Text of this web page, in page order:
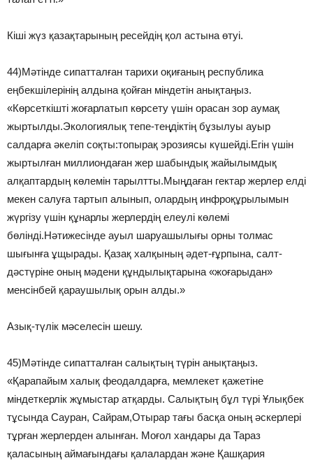
Кіші жүз қазақтарының ресейдің қол астына өтуі.
44)Мәтінде сипатталған тарихи оқиғаның республика
еңбекшілерінің алдына қойған міндетін анықтаңыз.
«Көрсеткішті жоғарлатып көрсету үшін орасан зор аумақ
жыртылды.Экологиялық тепе-теңдіктің бұзылуы ауыр
салдарға әкеліп соқты:топырақ эрозиясы күшейді.Егін үшін
жыртылған миллиондаған жер шабындық жайылымдық
алқаптардың көлемін тарылтты.Мыңдаған гектар жерлер елді
мекен салуға тартып алынып, олардың инфроқұрылымын
жүргізу үшін құнарлы жерлердің елеулі көлемі
бөлінді.Нәтижесінде ауыл шаруашылығы орны толмас
шығынға ұщырады. Қазақ халқының әдет-ғұрпына, салт-
дәстүріне оның мәдени құндылықтарына «жоғарыдан»
менсінбей қараушылық орын алды.»
Азық-түлік мәселесін шешу.
45)Мәтінде сипатталған салықтың түрін анықтаңыз.
«Қарапайым халық феодалдарға, мемлекет қажетіне
міндеткерлік жұмыстар атқарды. Салықтың бұл түрі Ұлықбек
тұсында Сауран, Сайрам,Отырар тағы басқа оның әскерлері
тұрған жерлерден алынған. Моғол хандары да Тараз
қаласының аймағындағы қалалардан және Қашқария